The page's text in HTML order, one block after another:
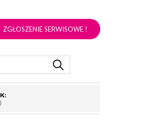
ZGŁOSZENIE SERWISOWE !